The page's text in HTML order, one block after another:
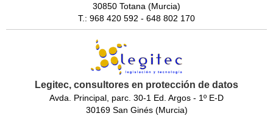
30850 Totana (Murcia)
T.: 968 420 592 - 648 802 170
Legitec, consultores en protección de datos
Avda. Principal, parc. 30-1 Ed. Argos - 1º E-D
30169 San Ginés (Murcia)